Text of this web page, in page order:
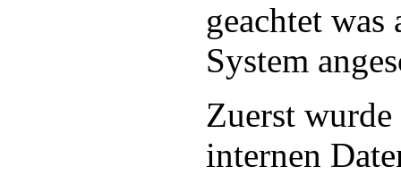
geachtet was
System
Zuerst
internen